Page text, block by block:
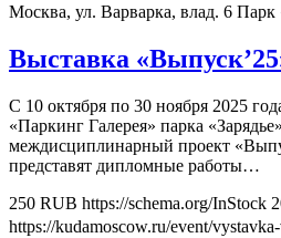
Москва, ул. Варварка, влад. 6 Парк
Выставка
С 10 октября по 30 ноября 2025
«Паркинг Галерея» парка
междисциплинарный проект
представят дипломные работы…
250 RUB https://schema.org/InStock
https://kudamoscow.ru/event/